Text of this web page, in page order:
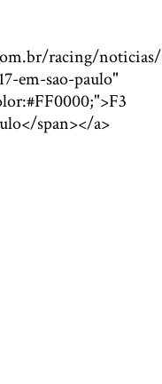
racing/
em-sao-paulo"
span></a>